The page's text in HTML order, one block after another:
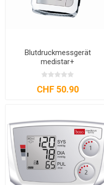
Blutdruckmessgerät
medistar+
CHF 50.90